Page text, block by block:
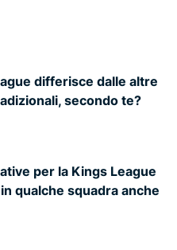
differisce dalle altre
secondo te?
per la Kings League
qualche squadra anche